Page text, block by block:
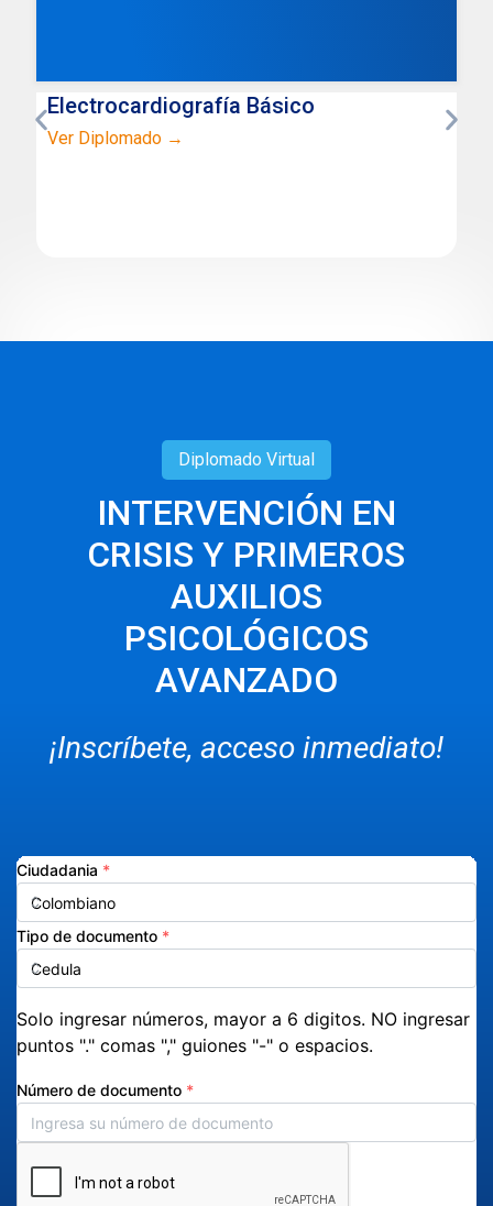
Electrocardiografía Básico
Ver Diplomado →
Diplomado Virtual
INTERVENCIÓN EN
CRISIS Y PRIMEROS
AUXILIOS
PSICOLÓGICOS
AVANZADO
¡Inscríbete, acceso inmediato!